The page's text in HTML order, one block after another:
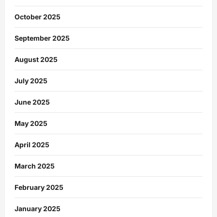
October 2025
September 2025
August 2025
July 2025
June 2025
May 2025
April 2025
March 2025
February 2025
January 2025